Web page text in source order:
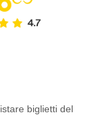
biglietti del